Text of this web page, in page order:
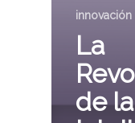
innovación
La
de la